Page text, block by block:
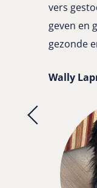
vers
geven en
gezonde
Wally